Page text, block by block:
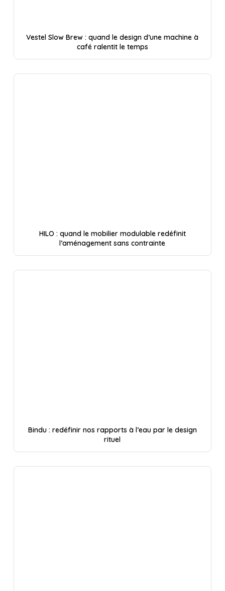
Vestel Slow Brew : quand le design d’une machine à
café ralentit le temps
HILO : quand le mobilier modulable redéfinit
l’aménagement sans contrainte
Bindu : redéfinir nos rapports à l’eau par le design
rituel